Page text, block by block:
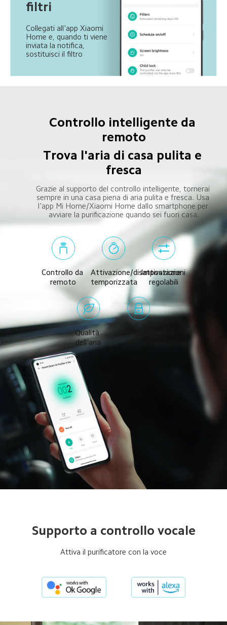
filtri
Collegati all'app Xiaomi
Home e, quando ti viene
inviata la notifica,
sostituisci il filtro
Controllo intelligente da
Trova l'aria di casa pulita e
fresca
Grazie al supporto del controllo intelligente, tornerai
sempre in una casa piena di aria pulita e fresca. Usa
l'app Mi Home/Xiaomi Home dallo smartphone per
avviare la purificazione quando sei fuori casa.
Controllo da
remoto
Attivazione/disattivazione
temporizzata
Impostazioni
regolabili
Qualità
dell'aria
Supporto a controllo vocale
Attiva il purificatore con la voce